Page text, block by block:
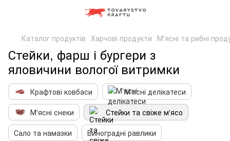
Каталог продуктів Харчові продукти Мʼясні та рибні
Стейки, фарш і бургери з
яловичини вологої витримки
Крафтові ковбаси
М'ясні делікатеси
М'ясні снеки
Стейки та свіже м'ясо
Сало та намазки
Виноградні равлики